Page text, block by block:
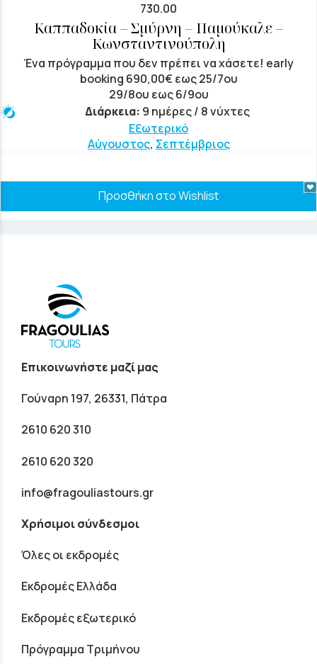
730.00
Καππαδοκία – Σμύρνη – Παμούκαλε –
Κωνσταντινούπολη
Ένα πρόγραμμα που δεν πρέπει να χάσετε! early
booking 690,00€ εως 25/7ου
29/8ου εως 6/9ου
Διάρκεια: 9 ημέρες / 8 νύχτες
Εξωτερικό
Αύγουστος, Σεπτέμβριος
Προσθήκη στο Wishlist
Επικοινωνήστε μαζί μας
Γούναρη 197, 26331, Πάτρα
2610 620 310
2610 620 320
info@fragouliastours.gr
Χρήσιμοι σύνδεσμοι
Όλες οι εκδρομές
Εκδρομές Ελλάδα
Εκδρομές εξωτερικό
Πρόγραμμα Τριμήνου